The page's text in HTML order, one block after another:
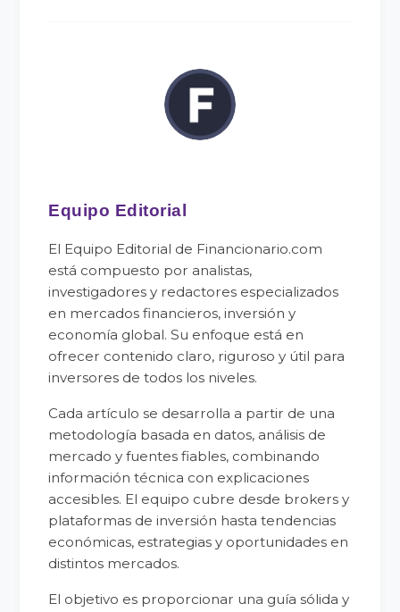
Equipo Editorial
El Equipo Editorial de Financionario.com
está compuesto por analistas,
investigadores y redactores especializados
en mercados financieros, inversión y
economía global. Su enfoque está en
ofrecer contenido claro, riguroso y útil para
inversores de todos los niveles.
Cada artículo se desarrolla a partir de una
metodología basada en datos, análisis de
mercado y fuentes fiables, combinando
información técnica con explicaciones
accesibles. El equipo cubre desde brokers y
plataformas de inversión hasta tendencias
económicas, estrategias y oportunidades en
distintos mercados.
El objetivo es proporcionar una guía sólida y